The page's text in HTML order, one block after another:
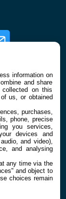
Newsletter
information on
and share
on this
us, or obtained
purchases,
phone, precise
you services,
devices and
and video),
and analysing
any time via the
and object to
choices remain